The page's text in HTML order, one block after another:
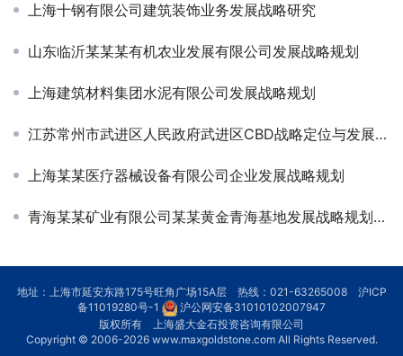
上海十钢有限公司建筑装饰业务发展战略研究
山东临沂某某某有机农业发展有限公司发展战略规划
上海建筑材料集团水泥有限公司发展战略规划
江苏常州市武进区人民政府武进区CBD战略定位与发展规划
上海某某医疗器械设备有限公司企业发展战略规划
青海某某矿业有限公司某某黄金青海基地发展战略规划-行业及竞争对手研究
地址：上海市延安东路175号旺角广场15A层 热线：021-63265008 沪ICP
备11019280号-1
沪公网安备31010102007947
版权所有 上海盛大金石投资咨询有限公司
Copyright © 2006-2026 www.maxgoldstone.comAll Rights Reserved.